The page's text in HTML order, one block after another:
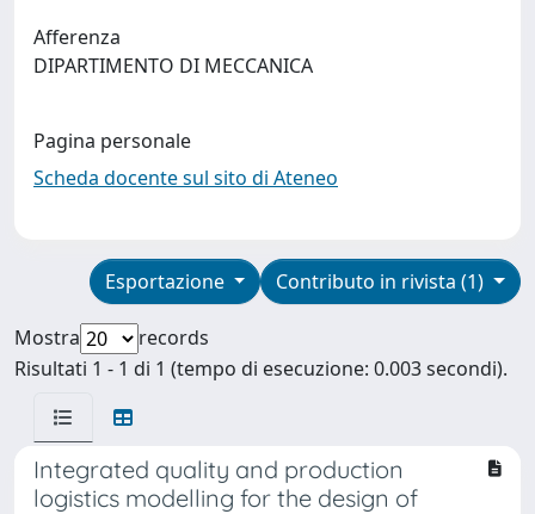
Afferenza
DIPARTIMENTO DI MECCANICA
Pagina personale
Scheda docente sul sito di Ateneo
Contributo in rivista (1)
Esportazione
Mostra
records
Risultati 1 - 1 di 1 (tempo di esecuzione: 0.003 secondi).
Integrated quality and production
logistics modelling for the design of